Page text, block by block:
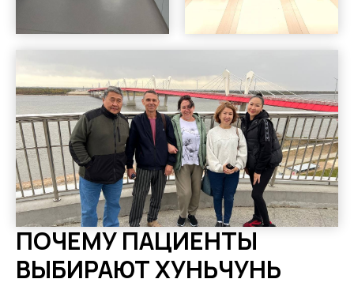
ПОЧЕМУ ПАЦИЕНТЫ
ВЫБИРАЮТ ХУНЬЧУНЬ